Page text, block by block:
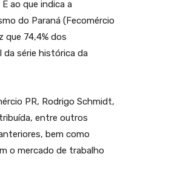
ao que indica a
do Paraná (Fecomércio
que 74,4% dos
da série histórica da
PR, Rodrigo Schmidt,
entre outros
bem como
o mercado de trabalho